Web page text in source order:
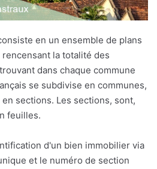
en un ensemble de plans
la totalité des
dans chaque commune
se subdivise en communes,
sections. Les sections, sont,
feuilles.
d'un bien immobilier via
et le numéro de section